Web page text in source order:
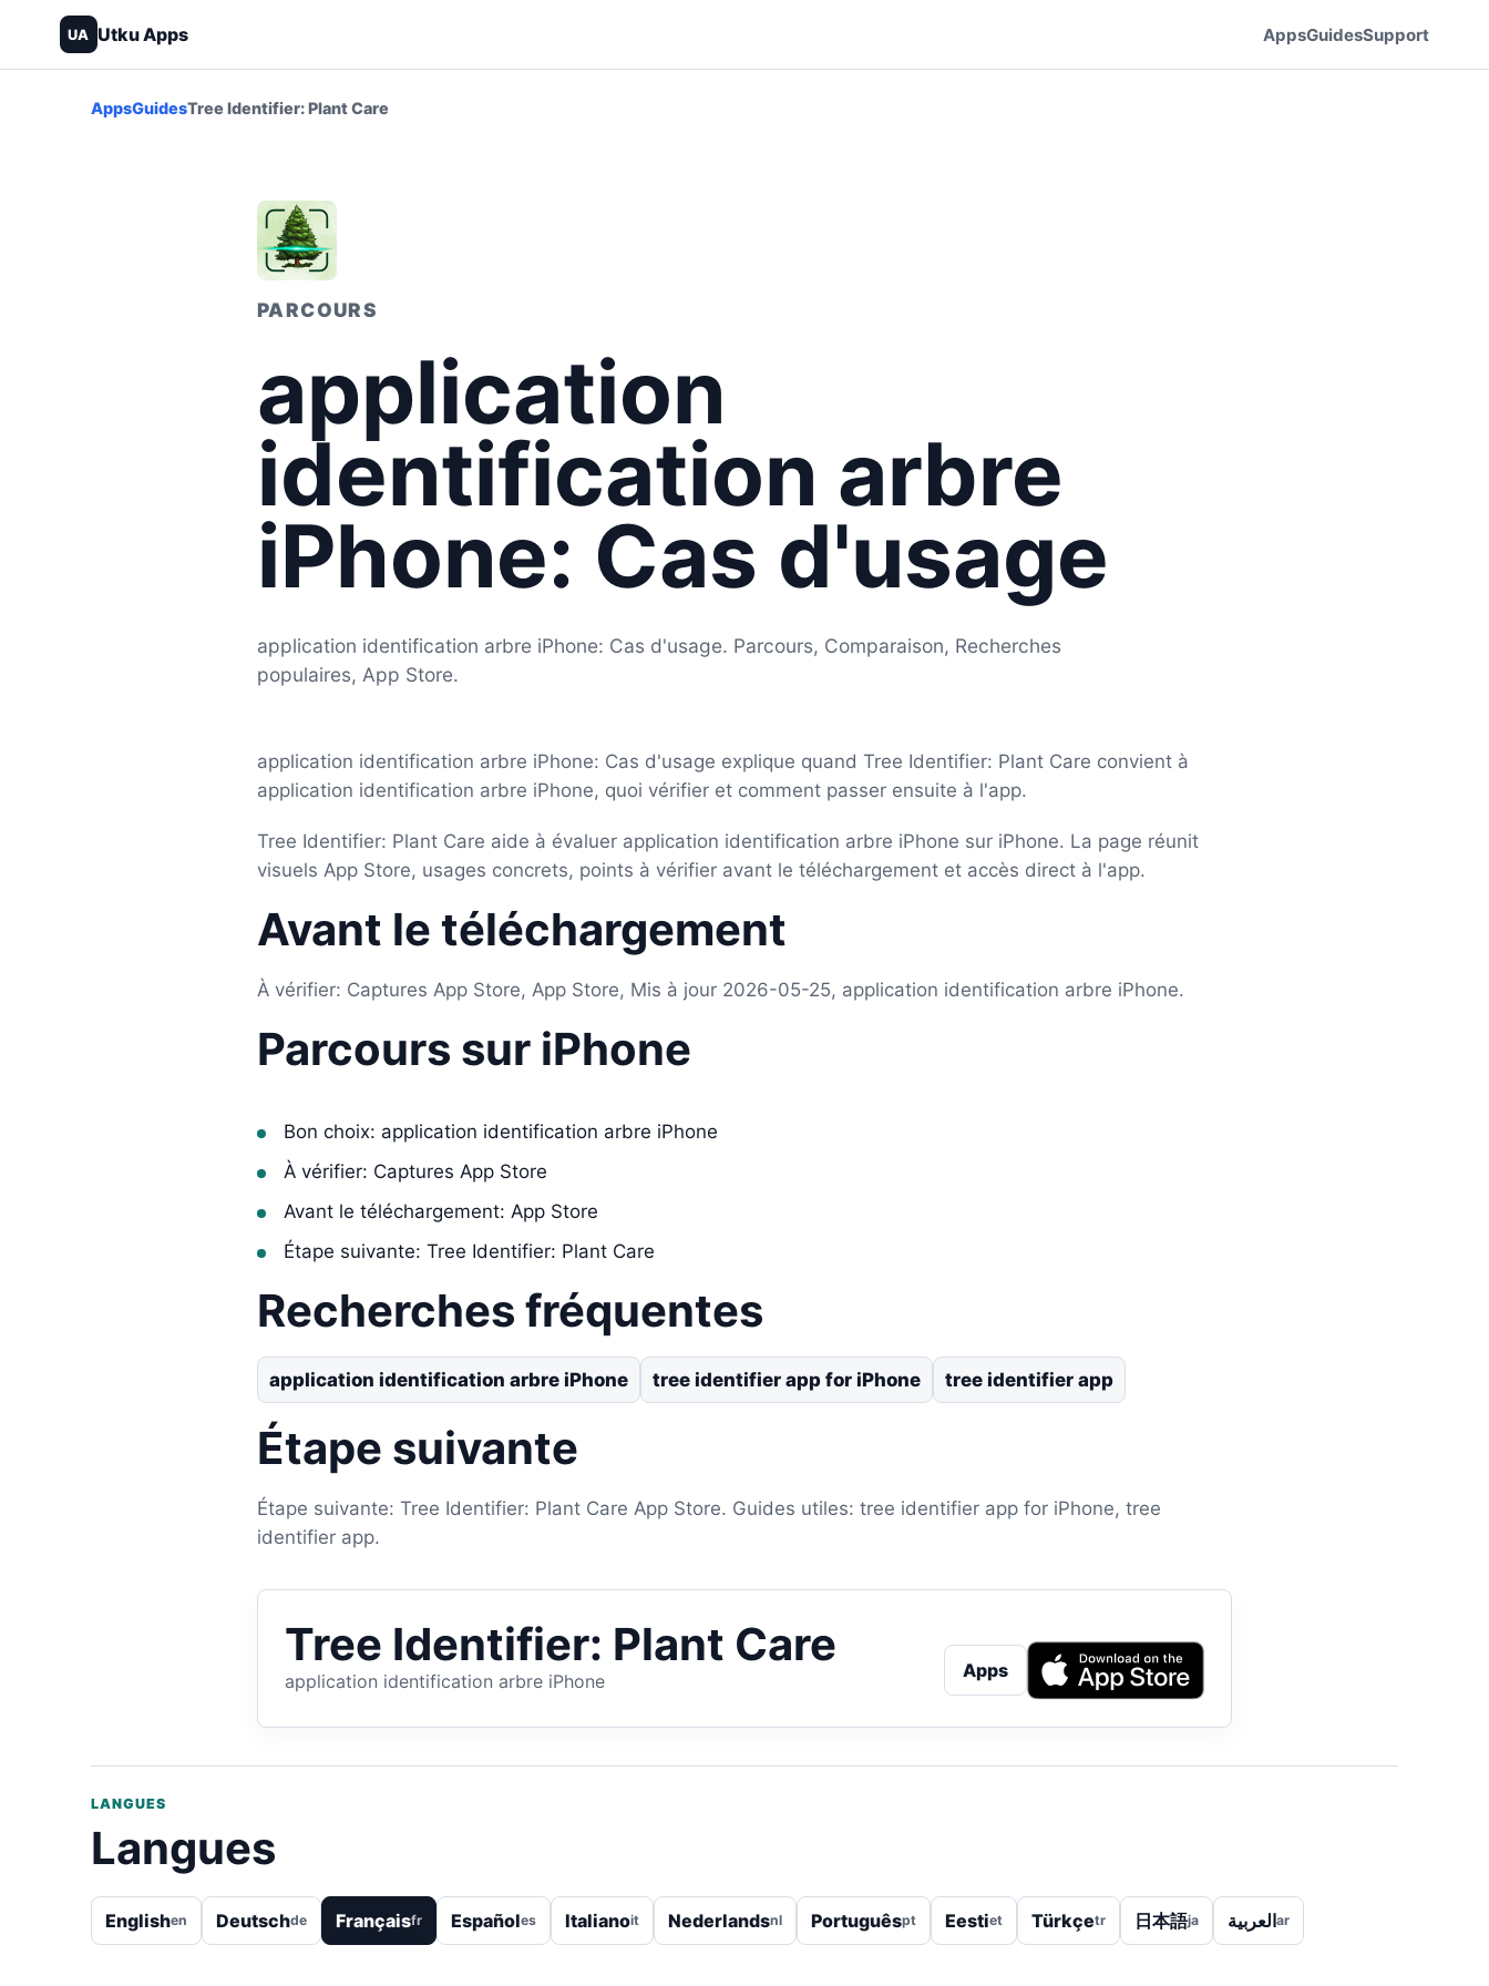
UA Utku Apps AppsGuidesSupport
AppsGuidesTree Identifier: Plant Care
PARCOURS
application
identification arbre
iPhone: Cas d'usage
application identification arbre iPhone: Cas d'usage. Parcours, Comparaison, Recherches
populaires, App Store.
application identification arbre iPhone: Cas d'usage explique quand Tree Identifier: Plant Care convient à
application identification arbre iPhone, quoi vérifier et comment passer ensuite à l'app.
Tree Identifier: Plant Care aide à évaluer application identification arbre iPhone sur iPhone. La page réunit
visuels App Store, usages concrets, points à vérifier avant le téléchargement et accès direct à l'app.
Avant le téléchargement
À vérifier: Captures App Store, App Store, Mis à jour 2026-05-25, application identification arbre iPhone.
Parcours sur iPhone
Bon choix: application identification arbre iPhone
À vérifier: Captures App Store
Avant le téléchargement: App Store
Étape suivante: Tree Identifier: Plant Care
Recherches fréquentes
application identification arbre iPhone tree identifier app for iPhone tree identifier app
Étape suivante
Étape suivante: Tree Identifier: Plant Care App Store. Guides utiles: tree identifier app for iPhone, tree
identifier app.
Tree Identifier: Plant Care
application identification arbre iPhone Apps
LANGUES
Langues
Englishen Deutschde Françaisfr Españoles Italianoit Nederlandsnl Portuguêspt Eestiet Türkçetr 日本語ja العربيةar